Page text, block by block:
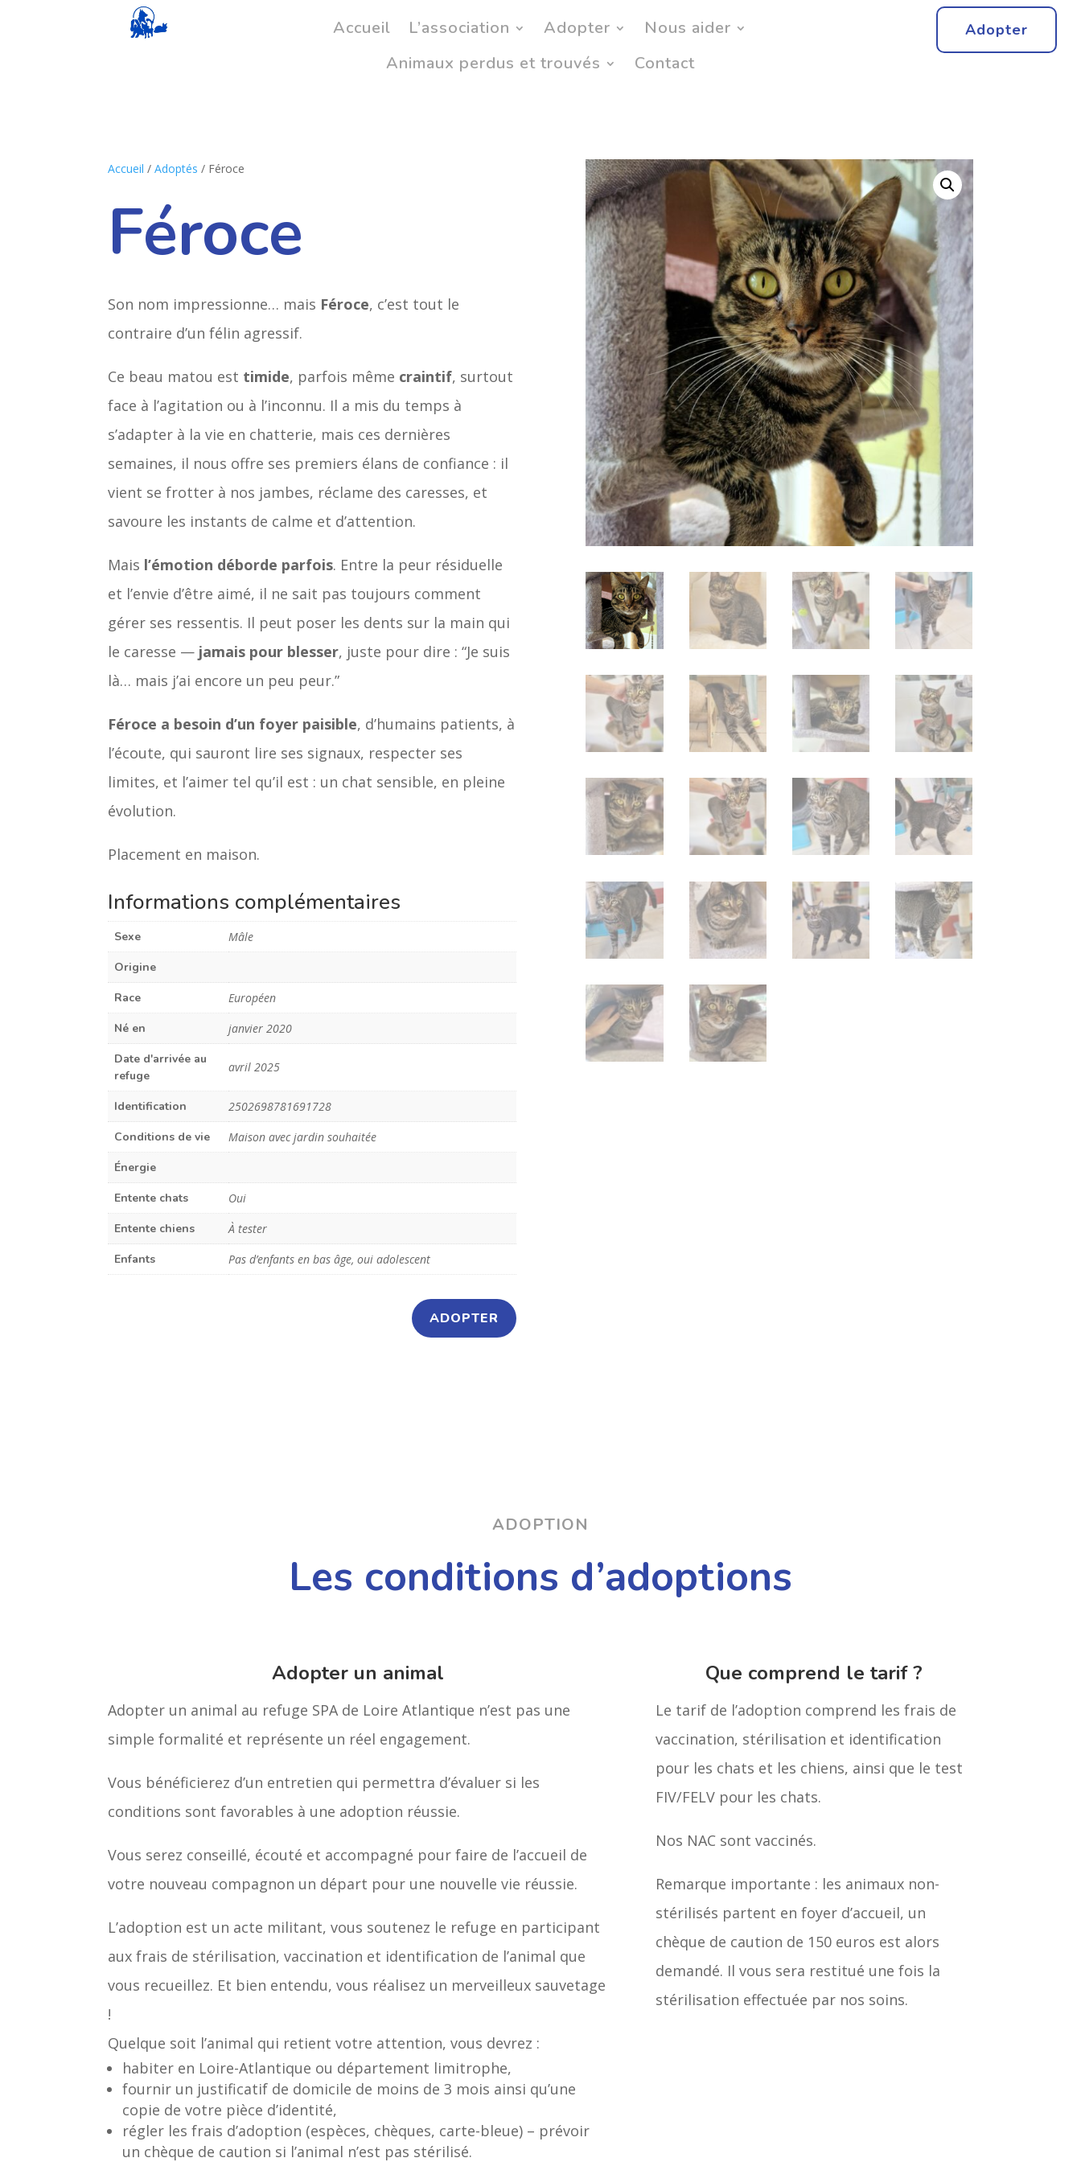
Accueil L’association Adopter
Nous aider
Animaux perdus et trouvés
Contact
Adopter
Accueil /Adoptés / Féroce
Féroce
Son nom impressionne… mais Féroce, c’est tout le
contraire d’un félin agressif.
Ce beau matou est timide, parfois même craintif, surtout
face à l’agitation ou à l’inconnu. Il a mis du temps à
s’adapter à la vie en chatterie, mais ces dernières
semaines, il nous offre ses premiers élans de confiance : il
vient se frotter à nos jambes, réclame des caresses, et
savoure les instants de calme et d’attention.
Mais l’émotion déborde parfois. Entre la peur résiduelle
et l’envie d’être aimé, il ne sait pas toujours comment
gérer ses ressentis. Il peut poser les dents sur la main qui
le caresse — jamais pour blesser, juste pour dire : “Je suis
là… mais j’ai encore un peu peur.”
Féroce a besoin d’un foyer paisible, d’humains patients, à
l’écoute, qui sauront lire ses signaux, respecter ses
limites, et l’aimer tel qu’il est : un chat sensible, en pleine
évolution.
Placement en maison.
Informations complémentaires
Sexe
Mâle
Origine
Race
Européen
Né en
janvier 2020
Date d'arrivée au
refuge
avril 2025
Identification
2502698781691728
Conditions de vie
Maison avec jardin souhaitée
Énergie
Entente chats
Oui
Entente chiens
À tester
Enfants
Pas d’enfants en bas âge, oui adolescent
ADOPTER
ADOPTION
Les conditions d’adoptions
Adopter un animal
Adopter un animal au refuge SPA de Loire Atlantique n’est pas une
simple formalité et représente un réel engagement.
Vous bénéficierez d’un entretien qui permettra d’évaluer si les
conditions sont favorables à une adoption réussie.
Vous serez conseillé, écouté et accompagné pour faire de l’accueil de
votre nouveau compagnon un départ pour une nouvelle vie réussie.
L’adoption est un acte militant, vous soutenez le refuge en participant
aux frais de stérilisation, vaccination et identification de l’animal que
vous recueillez. Et bien entendu, vous réalisez un merveilleux sauvetage
!
Quelque soit l’animal qui retient votre attention, vous devrez :
habiter en Loire-Atlantique ou département limitrophe,
fournir un justificatif de domicile de moins de 3 mois ainsi qu’une
copie de votre pièce d’identité,
régler les frais d’adoption (espèces, chèques, carte-bleue) – prévoir
un chèque de caution si l’animal n’est pas stérilisé.
Que comprend le tarif ?
Le tarif de l’adoption comprend les frais de
vaccination, stérilisation et identification
pour les chats et les chiens, ainsi que le test
FIV/FELV pour les chats.
Nos NAC sont vaccinés.
Remarque importante : les animaux non-
stérilisés partent en foyer d’accueil, un
chèque de caution de 150 euros est alors
demandé. Il vous sera restitué une fois la
stérilisation effectuée par nos soins.